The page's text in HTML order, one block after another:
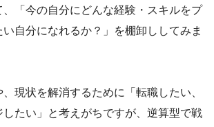
、「今の自分にどんな経験・スキルをプ
自分になれるか？」を棚卸ししてみま
現状を解消するために「転職したい、
したい」と考えがちですが、逆算型で戦